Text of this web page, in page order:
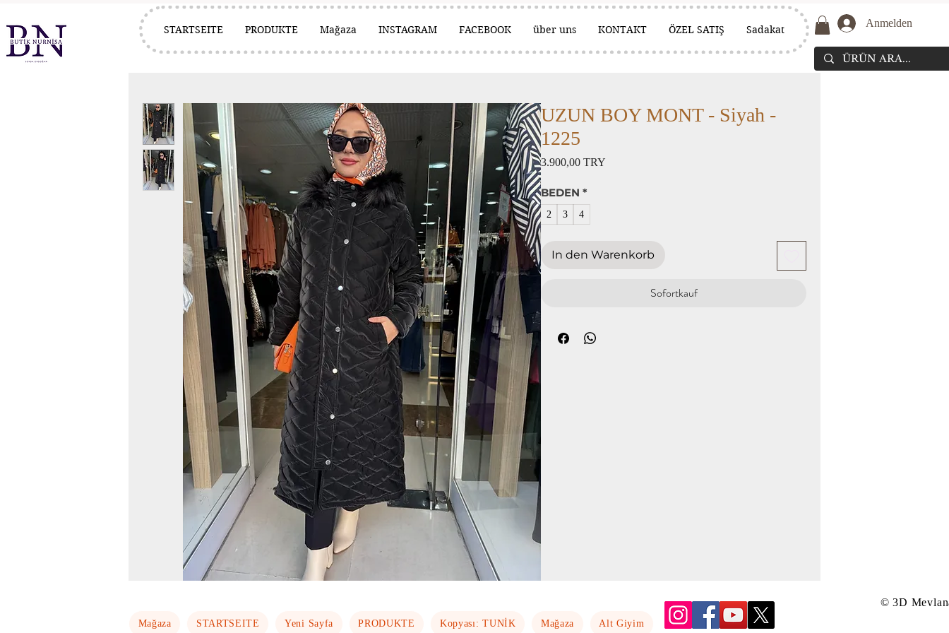
STARTSEITE PRODUKTE Mağaza INSTAGRAM FACEBOOK über uns KONTAKT ÖZEL SATIŞ Sadakat
Anmelden
UZUN BOY MONT - Siyah -
1225
3.900,00 TRY
BEDEN *
2 3 4
In den Warenkorb
Sofortkauf
Mağaza STARTSEITE Yeni Sayfa PRODUKTE Kopyası: TUNİK Mağaza Alt Giyim
© 3D